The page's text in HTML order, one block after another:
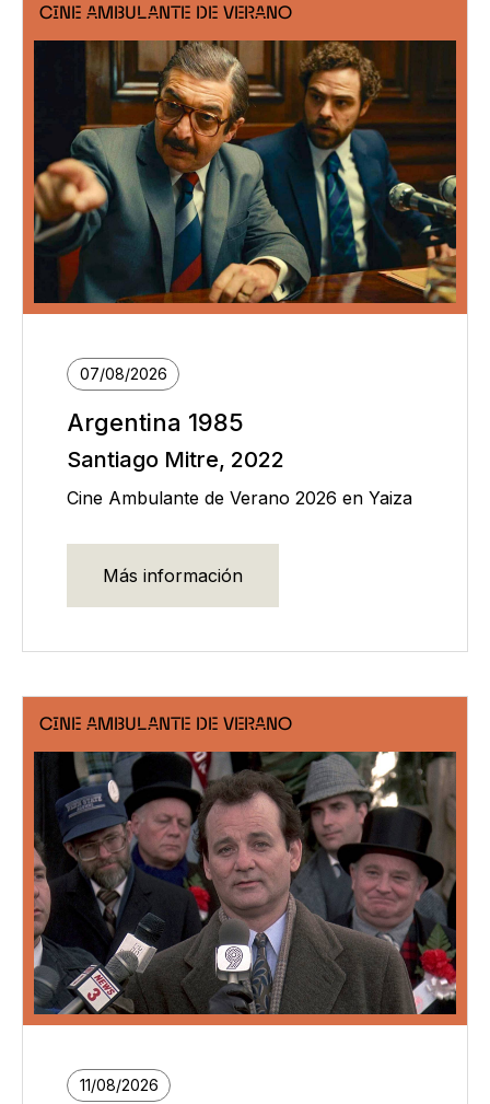
CINE AMBULANTE DE VERANO
07/08/2026
Argentina 1985
Santiago Mitre, 2022
Cine Ambulante de Verano 2026 en Yaiza
Más información
CINE AMBULANTE DE VERANO
11/08/2026